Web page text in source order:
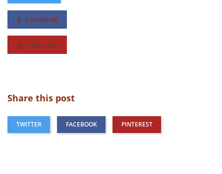
Facebook
Pinterest
Share this post
TWITTER FACEBOOK PINTEREST